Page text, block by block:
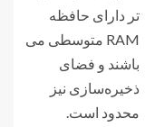
تر دارای حافظه
RAM متوسطی می
باشند و فضای
ذخیره‌سازی نیز
محدود است.